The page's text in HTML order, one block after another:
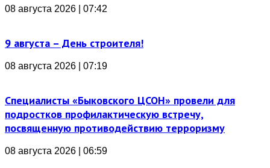
08 августа 2026 | 07:42
9 августа – День строителя!
08 августа 2026 | 07:19
Специалисты «Быковского ЦСОН» провели для
подростков профилактическую встречу,
посвященную противодействию терроризму
08 августа 2026 | 06:59